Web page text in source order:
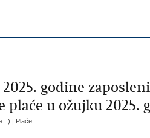
godine
u ožujku 2025.
| Plaće